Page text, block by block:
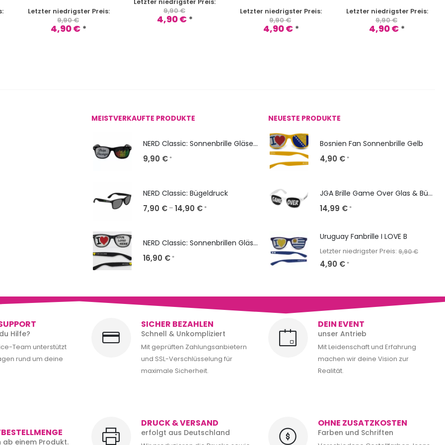
9,90€
4,90€
Letzter niedrigster Preis:
9,90€
Letzter niedrigster Preis:
9,90€
4,90€ *
Letzter niedrigster Preis:
9,90€
4,90€ *
MEISTVERKAUFTE PRODUKTE
NERD Classic: Sonnenbrille Gläser bedrucken
9,90 € *
NERD Classic: Bügeldruck
7,90 € – 14,90 € *
NERD Classic: Sonnenbrillen Gläser & Bügel bedrucken
16,90 € *
NEUESTE PRODUKTE
Bosnien Fan Sonnenbrille Gelb
4,90 € *
JGA Brille Game Over Glas & Bügel gestalten
14,99 € *
Uruguay Fanbrille I LOVE B
Letzter niedrigster Preis: 9,90€
4,90 € *
Hilfe?
Team unterstützt
rund um deine
SICHER BEZAHLEN
Schnell & Unkompliziert
Mit geprüften Zahlungsanbietern
und SSL-Verschlüsselung für
maximale Sicherheit.
DEIN EVENT
unser Antrieb
Mit Leidenschaft und Erfahrung
machen wir deine Vision zur
Realität.
ab einem Produkt.
DRUCK & VERSAND
erfolgt aus Deutschland
OHNE ZUSATZKOSTEN
Farben und Schriften